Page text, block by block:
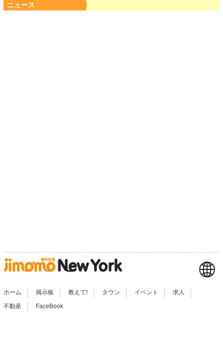
ニュース
ホーム 掲示板 教えて! タウン イベント 求人
不動産 | FaceBook